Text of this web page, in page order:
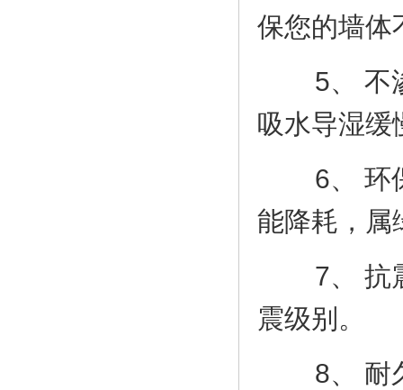
保您的墙
5、 不渗
吸水导湿缓
6、 环保
能降耗，
7、 抗震
震级别
8、 耐久